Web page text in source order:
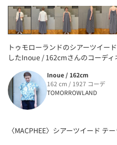
トゥモローランドのシアーツイー
したInoue / 162cmさんのコーディ
Inoue / 162cm
162 cm / 1927 コーデ
TOMORROWLAND
〈MACPHEE〉シアーツイード テ